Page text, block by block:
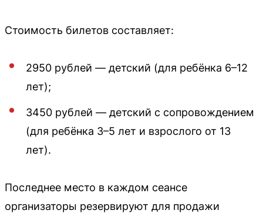
Стоимость билетов составляет:
2950 рублей — детский (для ребёнка 6–12
лет);
3450 рублей — детский с сопровождением
(для ребёнка 3–5 лет и взрослого от 13
лет).
Последнее место в каждом сеансе
организаторы резервируют для продажи